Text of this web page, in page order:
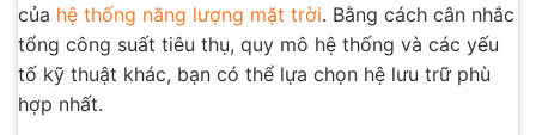
của hệ thống năng lượng mặt trời. Bằng cách cân nhắc
tổng công suất tiêu thụ, quy mô hệ thống và các yếu
tố kỹ thuật khác, bạn có thể lựa chọn hệ lưu trữ phù
hợp nhất.